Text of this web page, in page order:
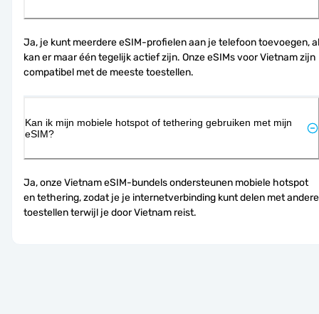
Ja, je kunt meerdere eSIM-profielen aan je telefoon toevoegen, al
kan er maar één tegelijk actief zijn. Onze eSIMs voor Vietnam zijn
compatibel met de meeste toestellen.
Kan ik mijn mobiele hotspot of tethering gebruiken met mijn
eSIM?
Ja, onze Vietnam eSIM-bundels ondersteunen mobiele hotspot
en tethering, zodat je je internetverbinding kunt delen met andere
toestellen terwijl je door Vietnam reist.